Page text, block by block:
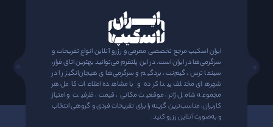
ایران اسکیپ مرجع تخصصی معرفی و رزرو آنلاین انواع تفریحات و
سرگرمی‌ها در ایران است. در این پلتفرم می‌توانید بهترین اتاق فرار،
سینما ترس، گیم‌نت، بردگیم و سرگرمی‌های هیجان‌انگیز را در
شهرهای مختلف پیدا کرده و با مشاهده اطلاعات کامل هر
مجموعه شامل ژانر، موقعیت مکانی، قیمت، ظرفیت و امتیاز
کاربران، مناسب‌ترین گزینه را برای تفریحات فردی و گروهی انتخاب
و به‌صورت آنلاین رزرو کنید.